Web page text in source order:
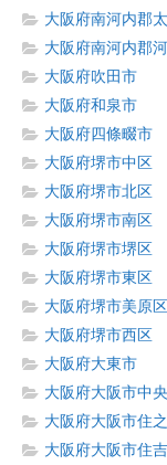
大阪府南河内郡太
大阪府南河内郡河
大阪府吹田市
大阪府和泉市
大阪府四條畷市
大阪府堺市中区
大阪府堺市北区
大阪府堺市南区
大阪府堺市堺区
大阪府堺市東区
大阪府堺市美原区
大阪府堺市西区
大阪府大東市
大阪府大阪市中
大阪府大阪市住
大阪府大阪市住